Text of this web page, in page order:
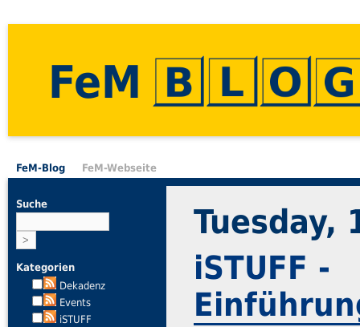
FeM
FeM-Blog FeM-Webseite
Suche
Kategorien
Dekadenz
Events
iSTUFF
Tuesday,
iSTUFF -